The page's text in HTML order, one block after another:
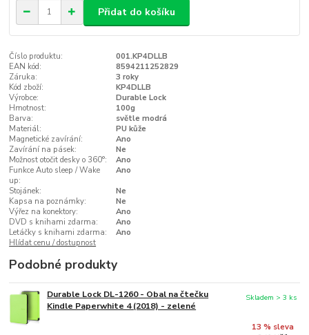
Přidat do košíku
Číslo produktu:
001.KP4DLLB
EAN kód:
8594211252829
Záruka:
3 roky
Kód zboží:
KP4DLLB
Výrobce:
Durable Lock
Hmotnost:
100g
Barva:
světle modrá
Materiál:
PU kůže
Magnetické zavírání:
Ano
Zavírání na pásek:
Ne
Možnost otočit desky o 360°:
Ano
Funkce Auto sleep / Wake
up:
Ano
Stojánek:
Ne
Kapsa na poznámky:
Ne
Výřez na konektory:
Ano
DVD s knihami zdarma:
Ano
Letáčky s knihami zdarma:
Ano
Hlídat cenu / dostupnost
Podobné produkty
Durable Lock DL-1260 - Obal na čtečku
Kindle Paperwhite 4 (2018) - zelené
13 % sleva
Skladem > 3 ks